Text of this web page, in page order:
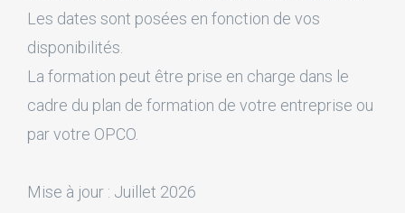
Les dates sont posées en fonction de vos
disponibilités.
La formation peut être prise en charge dans le
cadre du plan de formation de votre entreprise ou
par votre OPCO.
Mise à jour : Juillet 2026